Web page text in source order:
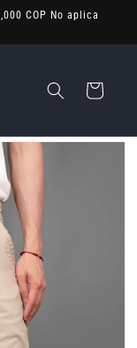
COP No aplica
Carrito